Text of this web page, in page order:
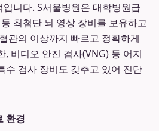
니다. S서울병원은 대학병원급
최첨단 뇌 영상 장비를 보유하고
관의 이상까지 빠르고 정확하게
, 비디오 안진 검사(VNG) 등 어지
수 검사 장비도 갖추고 있어 진단
환경